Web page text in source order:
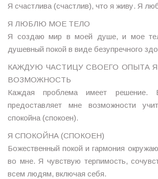
Я счастлива (счастлив), что я живу. Я
Я ЛЮБЛЮ МОЕ ТЕЛО
Я создаю мир в моей душе, и мое
душевный покой в виде безупречного
КАЖДУЮ ЧАСТИЦУ СВОЕГО ОПЫТА
ВОЗМОЖНОСТЬ
Каждая проблема имеет
предоставляет мне возможности
спокойна (спокоен).
Я СПОКОЙНА (СПОКОЕН)
Божественный покой и гармония
во мне. Я чувствую терпимость,
всем людям, включая себя.